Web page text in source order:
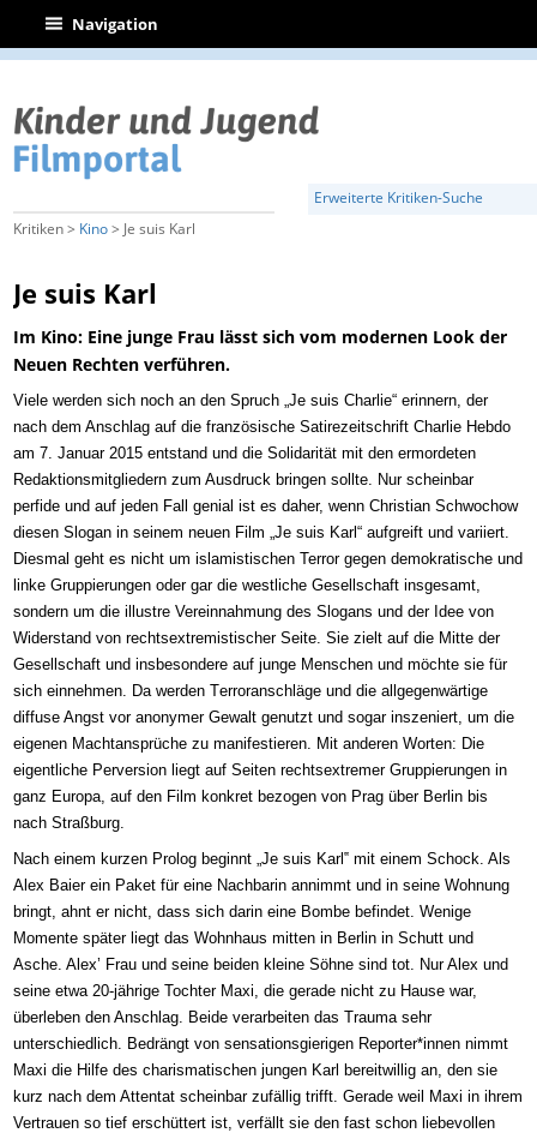
| Navigation
Erweiterte Kritiken-Suche
Kritiken > Kino> Je suis Karl
Je suis Karl
Im Kino: Eine junge Frau lässt sich vom modernen Look der
Neuen Rechten verführen.
Viele werden sich noch an den Spruch „Je suis Charlie“ erinnern, der
nach dem Anschlag auf die französische Satirezeitschrift Charlie Hebdo
am 7. Januar 2015 entstand und die Solidarität mit den ermordeten
Redaktionsmitgliedern zum Ausdruck bringen sollte. Nur scheinbar
perfide undauf jeden Fallgenial ist es daher, wenn Christian Schwochow
diesen Sloganinseinem neuen Film „Je suis Karl“aufgreift undvariiert.
Diesmal geht es nicht um islamistischen Terror gegendemokratische und
linke Gruppierungenoder gardiewestlicheGesellschaft insgesamt,
sondern um dieillustreVereinnahmung des Slogansund der Idee von
Widerstandvon rechtsextremistischerSeite.Sie zielt auf die Mitte der
Gesellschaftund insbesondere auf junge Menschenund möchte sie für
sicheinnehmen. Dawerden Terroranschläge und dieallgegenwärtige
diffuse Angst voranonymerGewalt genutztund sogar inszeniert, umdie
eigenen Machtansprüche zumanifestieren. Mit anderen Worten: Die
eigentliche Perversion liegt auf Seiten rechtsextremer Gruppierungenin
ganz Europa,auf den Film konkret bezogen von Prag über Berlin bis
nachStraßburg.
Nach einem kurzen Prolog beginnt „Je suis Karl‟ mit einem Schock. Als
Alex Baier ein Paket für eine Nachbarin annimmt und in seine Wohnung
bringt,ahnternicht, dasssich darineine Bombe befindet . Wenige
Momente später liegt dasWohnhausmitten in Berlinin Schutt und
Asche.Alex’ Frau und seine beiden kleine Söhne sind tot. Nur Alex und
seine etwa 20-jährige Tochter Maxi, die gerade nicht zu Hause war,
überleben den Anschlag.
Beide verarbeiten das Trauma sehr
unterschiedlich. Bedrängt von sensationsgierigen Reporter*innen nimmt
Maxi die Hilfe des charismatischen jungen Karl bereitwillig an,densie
kurz nach dem Attentat scheinbar zufällig trifft . Gerade weil Maxi in ihrem
Vertrauen so tief erschüttert ist, verfällt sie den fast schon liebevollen